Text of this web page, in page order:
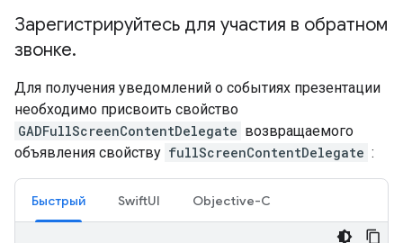
Зарегистрируйтесь для участия в обратном
звонке.
Для получения уведомлений о событиях презентации
необходимо присвоить свойство
GADFullScreenContentDelegate возвращаемого
объявления свойству fullScreenContentDelegate :
Быстрый SwiftUI Objective-C